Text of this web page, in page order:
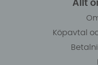
Allt
Köpavtal